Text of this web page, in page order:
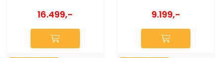
16.499,- 9.199,-